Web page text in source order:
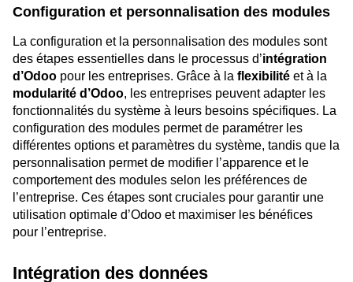
Configuration et personnalisation des modules
La configuration et la personnalisation des modules sont
des étapes essentielles dans le processus d’intégration
d’Odoo pour les entreprises. Grâce à la flexibilité et à la
modularité d’Odoo, les entreprises peuvent adapter les
fonctionnalités du système à leurs besoins spécifiques. La
configuration des modules permet de paramétrer les
différentes options et paramètres du système, tandis que la
personnalisation permet de modifier l’apparence et le
comportement des modules selon les préférences de
l’entreprise. Ces étapes sont cruciales pour garantir une
utilisation optimale d’Odoo et maximiser les bénéfices
pour l’entreprise.
Intégration des données